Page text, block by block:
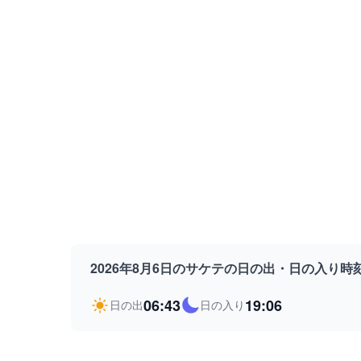
2026年8月6日のサケテの日の出・日の入り時
日の出06:43 日の入り 19:06